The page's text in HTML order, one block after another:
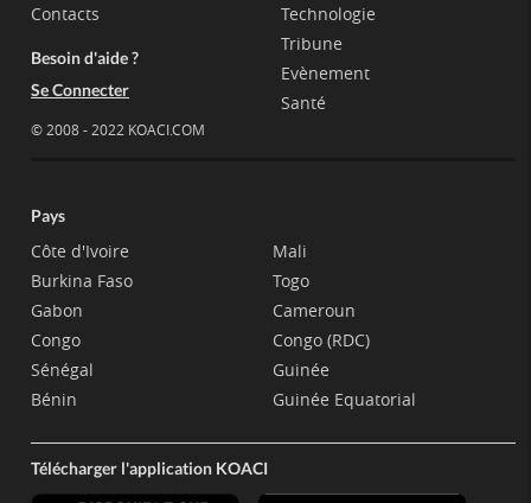
Contacts
Besoin d'aide ?
Se Connecter
© 2008 - 2022 KOACI.COM
Technologie
Tribune
Evènement
Santé
Pays
Côte d'Ivoire
Burkina Faso
Gabon
Congo
Sénégal
Bénin
Mali
Togo
Cameroun
Congo (RDC)
Guinée
Guinée Equatorial
Télécharger l'application KOACI